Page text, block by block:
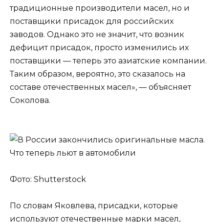
традиционные производители масел, но и
поставщики присадок для российских
заводов. Однако это не значит, что возник
дефицит присадок, просто изменились их
поставщики — теперь это азиатские компании.
Таким образом, вероятно, это сказалось на
составе отечественных масел», — объясняет
Соколова.
Фото: Shutterstock
По словам Яковлева, присадки, которые
используют отечественные марки масел,